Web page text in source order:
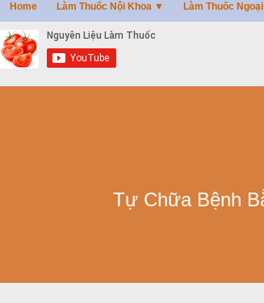
Home Làm Thuốc Nội Khoa ▼ Làm Thuốc
Tự Chữa Bệnh